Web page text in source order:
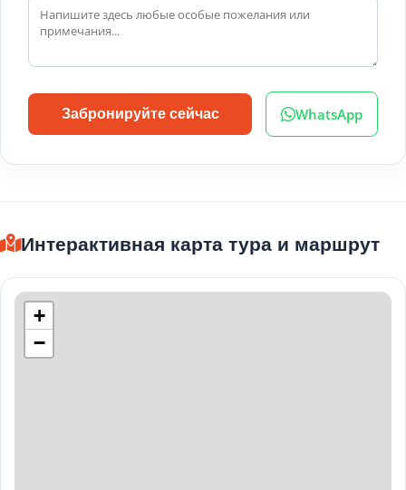
Забронируйте сейчас WhatsApp
Интерактивная карта тура и маршрут
+
−